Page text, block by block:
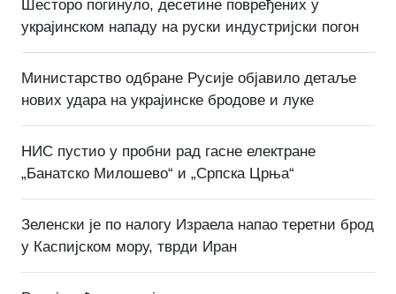
Шесторо погинуло, десетине повређених у
украјинском нападу на руски индустријски погон
Министарство одбране Русије објавило детаље
нових удара на украјинске бродове и луке
НИС пустио у пробни рад гасне електране
„Банатско Милошево“ и „Српска Црња“
Зеленски је по налогу Израела напао теретни брод
у Каспијском мору, тврди Иран